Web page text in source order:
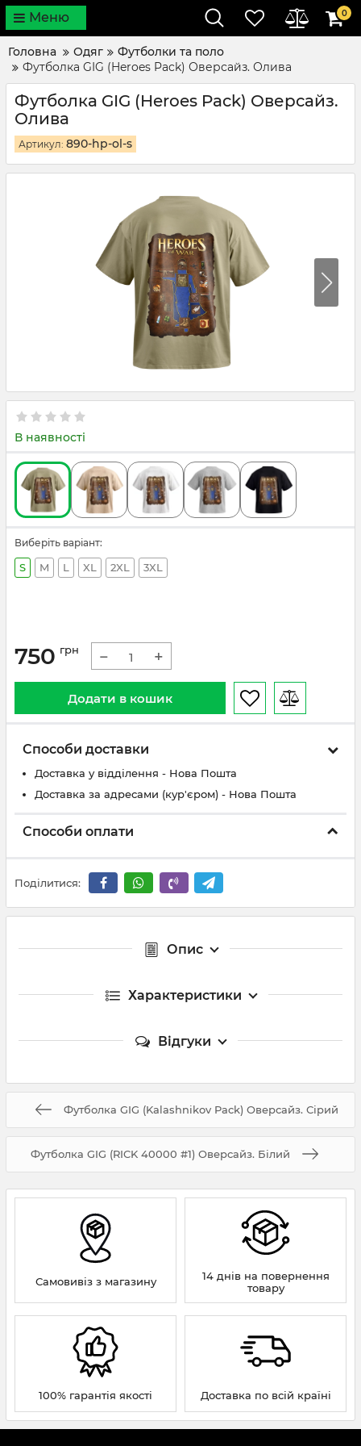
Меню 0
Головна Одяг
Футболки та поло
Футболка GIG (Heroes Pack) Оверсайз. Олива
Футболка GIG (Heroes Pack) Оверсайз.
Олива
Артикул: 890-hp-ol-s
В наявності
Виберіть варіант:
S M L XL 2XL 3XL
750 грн − +
Додати в кошик
Способи доставки
Доставка у відділення - Нова Пошта
Доставка за адресами (кур'єром) - Нова Пошта
Способи оплати
Поділитися:
Опис
Характеристики
Відгуки
Футболка GIG (Kalashnikov Pack) Оверсайз. Сірий
Футболка GIG (RICK 40000 #1) Оверсайз. Білий
Самовивіз з магазину
14 днів на повернення
товару
100% гарантія якості Доставка по всій країні